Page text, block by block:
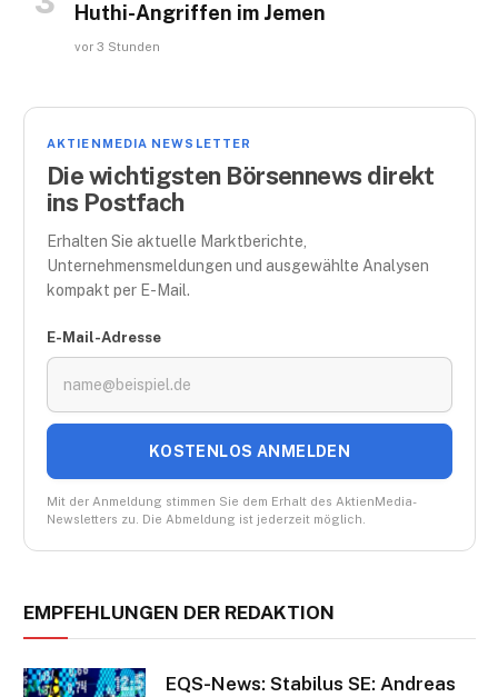
Huthi-Angriffen im Jemen
vor 3 Stunden
AKTIENMEDIA NEWSLETTER
Die wichtigsten Börsennews direkt
ins Postfach
Erhalten Sie aktuelle Marktberichte,
Unternehmensmeldungen und ausgewählte Analysen
kompakt per E-Mail.
E-Mail-Adresse
KOSTENLOS ANMELDEN
Mit der Anmeldung stimmen Sie dem Erhalt des AktienMedia-
Newsletters zu. Die Abmeldung ist jederzeit möglich.
EMPFEHLUNGEN DER REDAKTION
EQS-News: Stabilus SE: Andreas